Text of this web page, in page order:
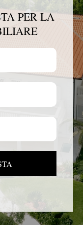
PER LA